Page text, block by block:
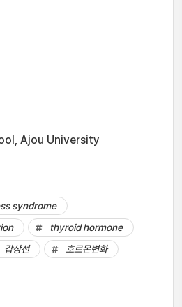
Ajou University
syndrome
thyroid hormone
갑상선 호르몬변화